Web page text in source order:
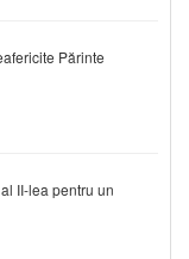
Părinte
II-lea pentru un